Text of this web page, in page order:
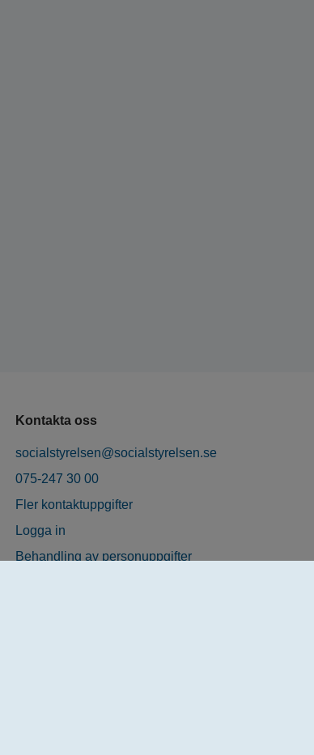
Kontakta oss
socialstyrelsen@socialstyrelsen.se
075-247 30 00
Fler kontaktuppgifter
Logga in
Behandling av personuppgifter